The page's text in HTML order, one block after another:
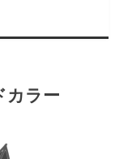
カラー